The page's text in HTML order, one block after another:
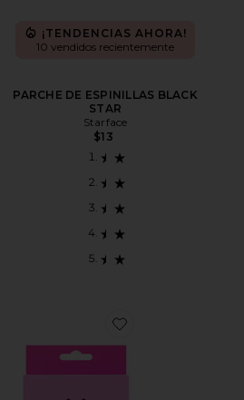
¡TENDENCIAS AHORA!
10 vendidos recientemente
PARCHE DE ESPINILLAS BLACK
STAR
Starface
$13
Favorite PARCHE DE